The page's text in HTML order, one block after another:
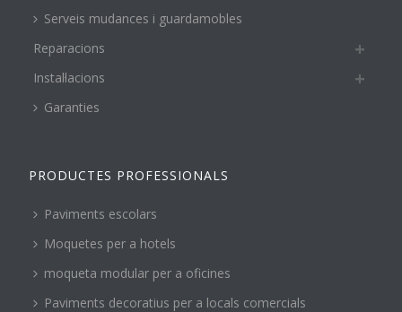
Serveis mudances i guardamobles
Reparacions
Instal·lacions
Garanties
PRODUCTES PROFESSIONALS
Paviments escolars
Moquetes per a hotels
moqueta modular per a oficines
Paviments decoratius per a locals comercials